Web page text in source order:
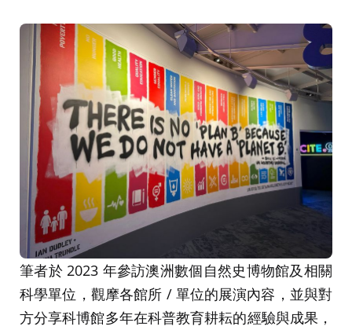
筆者於 2023 年參訪澳洲數個自然史博物館及相關
科學單位，觀摩各館所 / 單位的展演內容，並與對
方分享科博館多年在科普教育耕耘的經驗與成果，